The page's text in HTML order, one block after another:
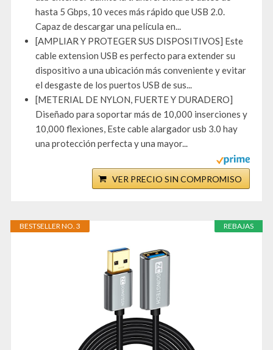
hasta 5 Gbps, 10 veces más rápido que USB 2.0.
Capaz de descargar una película en...
[AMPLIAR Y PROTEGER SUS DISPOSITIVOS] Este
cable extension USB es perfecto para extender su
dispositivo a una ubicación más conveniente y evitar
el desgaste de los puertos USB de sus...
[METERIAL DE NYLON, FUERTE Y DURADERO]
Diseñado para soportar más de 10,000 inserciones y
10,000 flexiones, Este cable alargador usb 3.0 hay
una protección perfecta y una mayor...
VER PRECIO SIN COMPROMISO
REBAJAS
BESTSELLER NO. 3